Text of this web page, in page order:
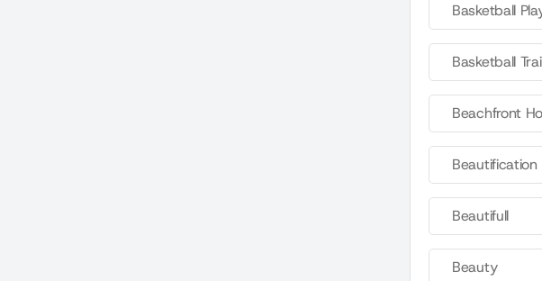
Basketball
Basketball
Beachfront
Beautification
Beautifull
Beauty